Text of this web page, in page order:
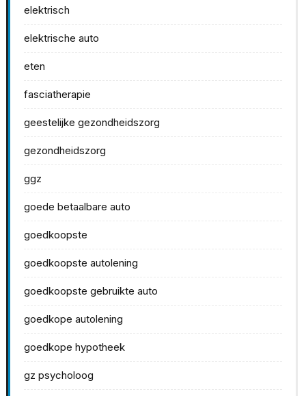
elektrisch
elektrische auto
eten
fasciatherapie
geestelijke gezondheidszorg
gezondheidszorg
ggz
goede betaalbare auto
goedkoopste
goedkoopste autolening
goedkoopste gebruikte auto
goedkope autolening
goedkope hypotheek
gz psycholoog